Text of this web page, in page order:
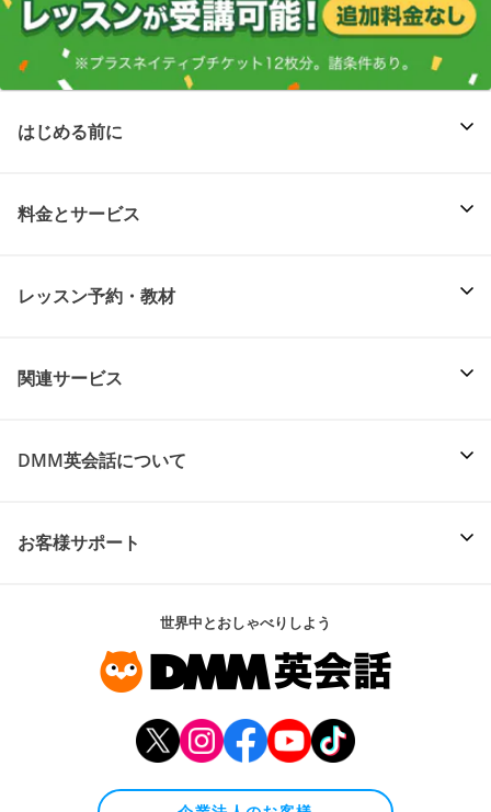
はじめる前に
料金とサービス
レッスン予約・教材
関連サービス
DMM英会話について
お客様サポート
世界中とおしゃべりしよう